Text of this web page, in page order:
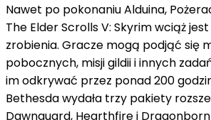
Nawet po pokonaniu Alduina,
The Elder Scrolls V: Skyrim wciąż
zrobienia. Gracze mogą podjąć się
pobocznych, misji gildii i innych
im odkrywać przez ponad 200
Bethesda wydała trzy pakiety
Dawnguard, Hearthfire i